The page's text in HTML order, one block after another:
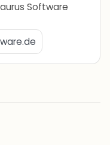
Software